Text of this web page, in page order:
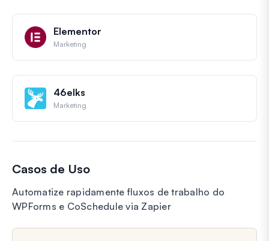
Elementor
Marketing
46elks
Marketing
Casos de Uso
Automatize rapidamente fluxos de trabalho do
WPForms e CoSchedule via Zapier